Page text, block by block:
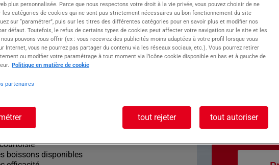
dans un restaurant engagé en faveur de
: SERVEUR H/F
créer des expériences culinaires mémorables
attentionné(e) ?
à offrir une expérience client
et accueillant
boissons disponibles
Votre
CDD ou
nos
formulaire
offre
plus personnalisée. Parce que nous respectons votre droit à la vie privée, vous pouvez choisir de ne
les catégories de cookies qui ne sont pas strictement nécessaires au bon fonctionnement du site
sur “paramétrer”, puis sur les titres des différentes catégories pour en savoir plus et modifier nos
défaut. Toutefois, le refus de certains types de cookies peut affecter votre navigation sur le site et les
pouvons vous offrir (ex : vous recevrez des publicités moins adaptées à votre profil lorsque vous
Internet, vous ne pourrez pas partager du contenu via les réseaux sociaux, etc.). Vous pourrez retirer
ou modifier votre paramétrage à tout moment via l’icône cookie disponible en bas et à gauche de
Politique en matière de cookie
partenaires
tout rejeter tout autoriser